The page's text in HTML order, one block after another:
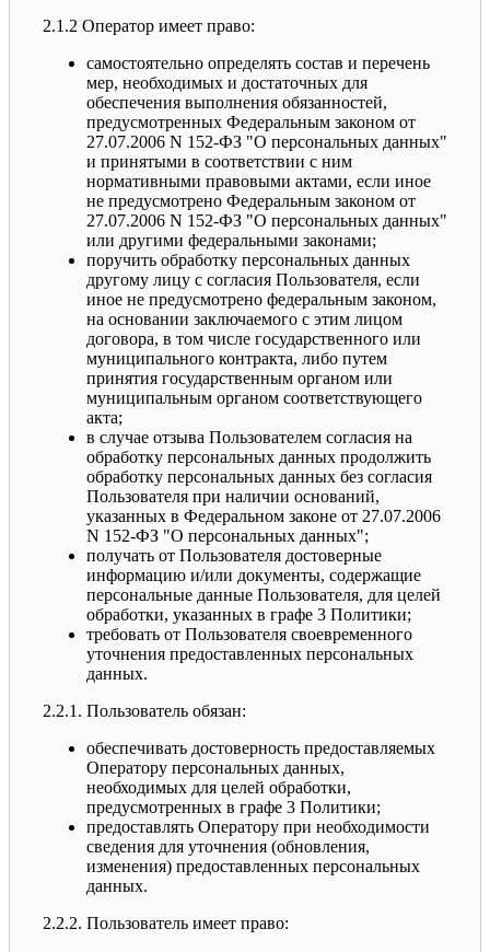
2.1.2 Оператор имеет право:
самостоятельно определять состав и перечень
мер, необходимых и достаточных для
обеспечения выполнения обязанностей,
предусмотренных Федеральным законом от
27.07.2006 N 152-ФЗ "О персональных данных"
и принятыми в соответствии с ним
нормативными правовыми актами, если иное
не предусмотрено Федеральным законом от
27.07.2006 N 152-ФЗ "О персональных данных"
или другими федеральными законами;
поручить обработку персональных данных
другому лицу с согласия Пользователя, если
иное не предусмотрено федеральным законом,
на основании заключаемого с этим лицом
договора, в том числе государственного или
муниципального контракта, либо путем
принятия государственным органом или
муниципальным органом соответствующего
акта;
в случае отзыва Пользователем согласия на
обработку персональных данных продолжить
обработку персональных данных без согласия
Пользователя при наличии оснований,
указанных в Федеральном законе от 27.07.2006
N 152-ФЗ "О персональных данных";
получать от Пользователя достоверные
информацию и/или документы, содержащие
персональные данные Пользователя, для целей
обработки, указанных в графе 3 Политики;
требовать от Пользователя своевременного
уточнения предоставленных персональных
данных.
2.2.1. Пользователь обязан:
обеспечивать достоверность предоставляемых
Оператору персональных данных,
необходимых для целей обработки,
предусмотренных в графе 3 Политики;
предоставлять Оператору при необходимости
сведения для уточнения (обновления,
изменения) предоставленных персональных
данных.
2.2.2. Пользователь имеет право: